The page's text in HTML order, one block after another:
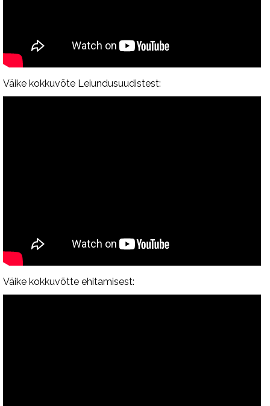
Väike kokkuvõte Leiundusuudistest:
Väike kokkuvõtte ehitamisest: